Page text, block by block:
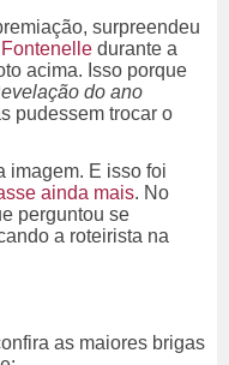
surpreendeu
Fontenelle durante a
acima. Isso porque
do ano
pudessem trocar o
imagem. E isso foi
ainda mais. No
perguntou se
a roteirista na
as maiores brigas